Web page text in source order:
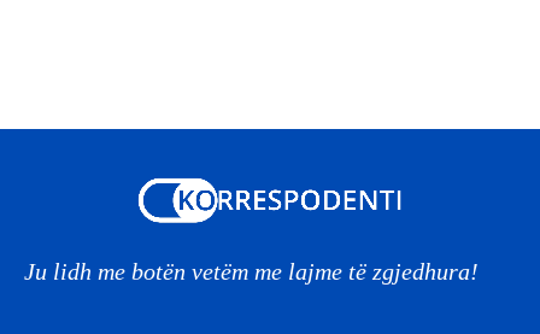
Ju lidh me botën vetëm me lajme të zgjedhura!